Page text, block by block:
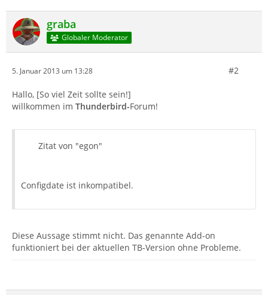
graba
Globaler Moderator
5. Januar 2013 um 13:28 #2
Hallo, [So viel Zeit sollte sein!]
willkommen im Thunderbird-Forum!
Zitat von "egon"
Configdate ist inkompatibel.
Diese Aussage stimmt nicht. Das genannte Add-on
funktioniert bei der aktuellen TB-Version ohne Probleme.